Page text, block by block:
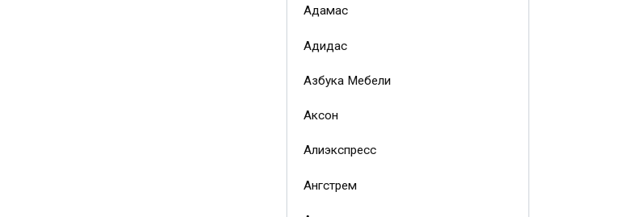
Адамас
Адидас
Азбука Мебели
Аксон
Алиэкспресс
Ангстрем